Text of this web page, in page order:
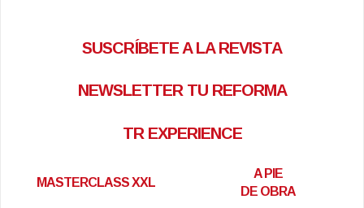
SUSCRÍBETE A LA REVISTA
NEWSLETTER TU REFORMA
TR EXPERIENCE
MASTERCLASS XXL
A PIE
DE OBRA